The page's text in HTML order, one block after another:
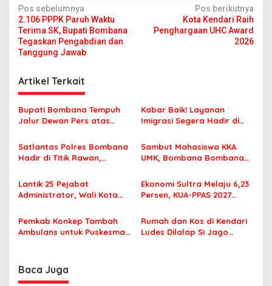
N
a
v
i
g
a
s
i
p
o
s
Pos sebelumnya
2.106 PPPK Paruh Waktu
Terima SK, Bupati Bombana
Tegaskan Pengabdian dan
Tanggung Jawab
Pos berikutnya
Kota Kendari Raih
Penghargaan UHC Award
2026
Artikel Terkait
Bupati Bombana Tempuh
Jalur Dewan Pers atas
Korupsi Jembatan Cirauci II
Kabar Baik! Layanan
Imigrasi Segera Hadir di
Perlu Lagi ke Kendari
Satlantas Polres Bombana
Hadir di Titik Rawan,
Sekolah dengan Aman
Sambut Mahasiswa KKA
UMK, Bombana Bombana
Sasaran
Lantik 25 Pejabat
Administrator, Wali Kota
Berintegritas dan
Profesional Layani
Masyarakat
Ekonomi Sultra Melaju 6,23
Persen, KUA-PPAS 2027
Pemkab Konkep Tambah
Ambulans untuk Puskesmas
Rumah dan Kos di Kendari
Ludes Dilalap Si Jago
Baca Juga